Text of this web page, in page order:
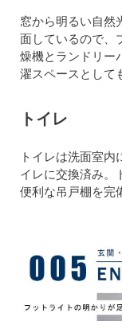
窓から明るい自然
面しているので、
燥機とランドリー
濯スペースとして
トイレ
トイレは洗面室内
イレに交換済み。
便利な吊戸棚を完